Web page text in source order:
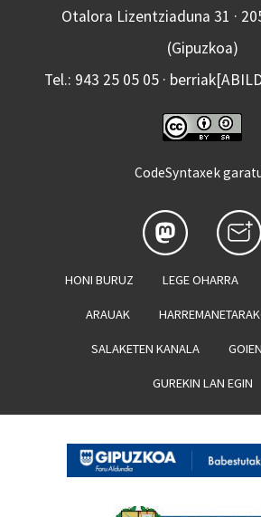
Otalora Lizentziaduna 31 ·
(Gipuzkoa)
Tel.: 943 25 05 05 ·
CodeSyntaxek
HONI BURUZ LEGE OHARRA
ARAUAK
SALAKETEN KANALA
GUREKIN LAN EGIN